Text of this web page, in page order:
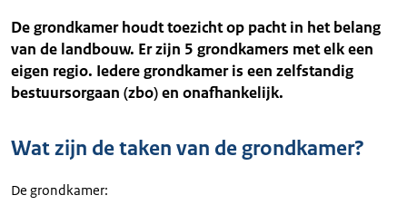
De grondkamer houdt toezicht op pacht in het belang
van de landbouw. Er zijn 5 grondkamers met elk een
eigen regio. Iedere grondkamer is een zelfstandig
bestuursorgaan (zbo) en onafhankelijk.
Wat zijn de taken van de grondkamer?
De grondkamer: